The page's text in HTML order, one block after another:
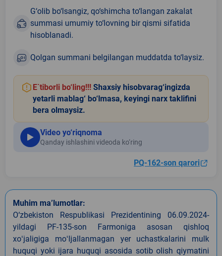
G‘olib bo‘lsangiz, qo‘shimcha to‘langan zakalat
summasi umumiy to‘lovning bir qismi sifatida
hisoblanadi.
Qolgan summani belgilangan muddatda to‘laysiz.
E`tiborli bo‘ling!!! Shaxsiy hisobvarag‘ingizda
yetarli mablag‘ bo‘lmasa, keyingi narx taklifini
bera olmaysiz.
Video yo‘riqnoma
Qanday ishlashini videoda ko‘ring
PQ-162-son qarori
Muhim ma’lumotlar:
O‘zbekiston Respublikasi Prezidentining 06.09.2024-
yildagi PF-135-son Farmoniga asosan qishloq
xoʻjaligiga moʻljallanmagan yer uchastkalarini mulk
huquqi yoki ijara huquqi asosida sotib olish qiymatini